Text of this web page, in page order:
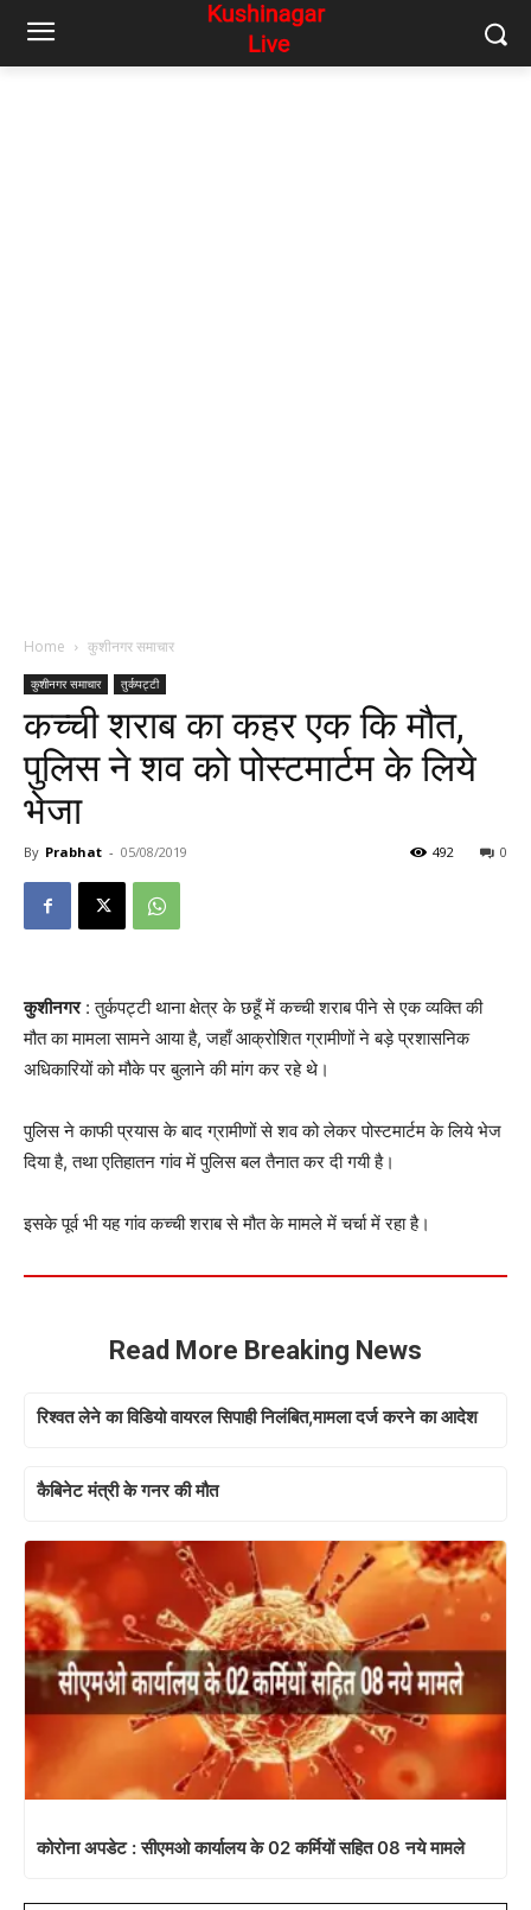
Home कुशीनगर समाचार
कुशीनगर समाचार तुर्कपट्टी
कच्ची शराब का कहर एक कि मौत,
पुलिस ने शव को पोस्टमार्टम के लिये
भेजा
By Prabhat - 05/08/2019 0
492
कुशीनगर: तुर्कपट्टी थाना क्षेत्र के छहूँ में कच्ची शराब पीने से एक व्यक्ति की
मौत का मामला सामने आया है, जहाँ आक्रोशित ग्रामीणों ने बड़े प्रशासनिक
अधिकारियों को मौके पर बुलाने की मांग कर रहे थे।
पुलिस ने काफी प्रयास के बाद ग्रामीणों से शव को लेकर पोस्टमार्टम के लिये भेज
दिया है, तथा एतिहातन गांव में पुलिस बल तैनात कर दी गयी है।
इसके पूर्व भी यह गांव कच्ची शराब से मौत के मामले में चर्चा में रहा है।
Read More Breaking News
रिश्वत लेने का विडियो वायरल सिपाही निलंबित,मामला दर्ज करने का आदेश
कैबिनेट मंत्री के गनर की मौत
कोरोना अपडेट : सीएमओ कार्यालय के 02 कर्मियों सहित 08 नये मामले